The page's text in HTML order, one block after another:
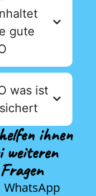
gute
was ist
ihnen
weiteren
Fragen
WhatsApp